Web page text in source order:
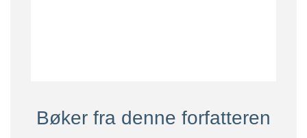
Bøker fra denne forfatteren